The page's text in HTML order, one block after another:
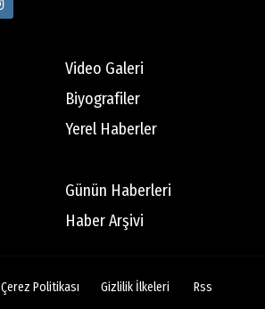
Video Galeri
Biyografiler
Yerel Haberler
Günün Haberleri
Haber Arşivi
Çerez Politikası Gizlilik İlkeleri Rss